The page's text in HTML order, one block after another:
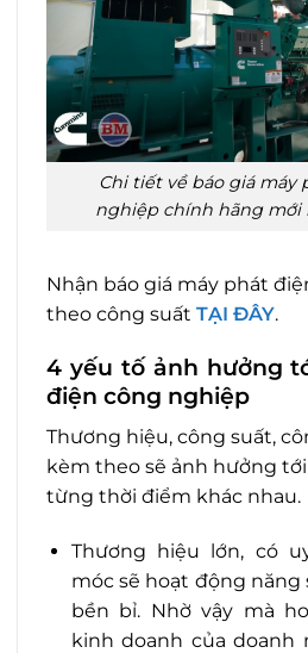
Chi tiết về báo giá máy
nghiệp chính hãng mới
Nhận báo giá máy phát
theo công suất TẠI ĐÂY.
4 yếu tố ảnh hưởng
điện công nghiệp
Thương hiệu, công suất,
kèm theo sẽ ảnh hưởng
từng thời điểm khác nhau.
Thương hiệu lớn, có
móc sẽ hoạt động năng
bền bỉ. Nhờ vậy mà
kinh doanh của doanh